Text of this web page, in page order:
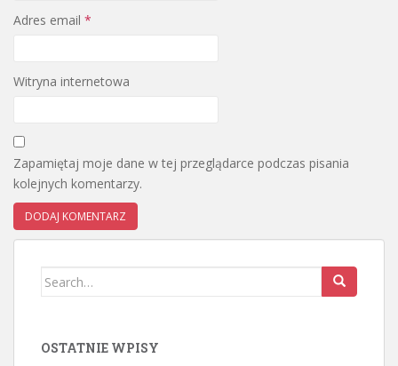
Adres email *
Witryna internetowa
Zapamiętaj moje dane w tej przeglądarce podczas pisania
kolejnych komentarzy.
Search
OSTATNIE WPISY